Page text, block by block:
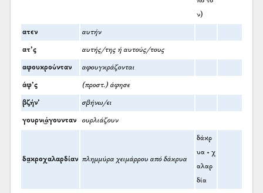
ν)
ατεν αυτήν
ατ’ς αυτής/της ή αυτούς/τους
αφουκρούνταν αφουγκράζονται
άφ’ς (προστ.) άφησε
βζήν’ σβήνω/ει
γουρνι͜άγουνταν ουρλιάζουν
δα̤κροχαλαρδίαν πλημμύρα χειμάρρου από δάκρυα
δάκρ
υα + χ
αλαρ
δία